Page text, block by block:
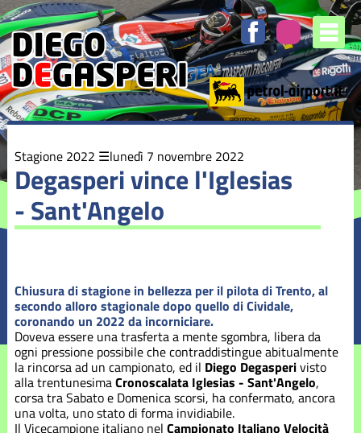
Stagione 2022 lunedì 7 novembre 2022
Degasperi vince l'Iglesias
- Sant'Angelo
Chiusura di stagione in bellezza per il pilota di Trento, al
secondo alloro stagionale dopo quello di Cividale,
coronando un 2022 da incorniciare.
Doveva essere una trasferta a mente sgombra, libera da
ogni pressione possibile che contraddistingue abitualmente
la rincorsa ad un campionato, ed il Diego Degasperivisto
alla trentunesimaCronoscalata Iglesias - Sant'Angelo,
corsa tra Sabato e Domenica scorsi, ha confermato, ancora
una volta, uno stato di forma invidiabile.
Il Vicecampione italiano nel Campionato Italiano Velocità
degli
argomenti
delle
notizie:
Stagione
2016
Stagione
2017
Stagione
2018
Stagione
2020
Stagione
2021
Stagione